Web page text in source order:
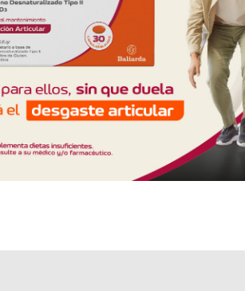
Explorar más
Otros productos concitalopram
Otros productos de Bagó